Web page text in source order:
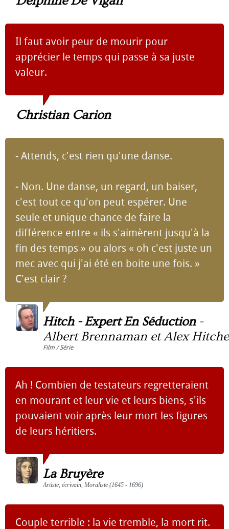
Il faut avoir peur de mourir pour
apprécier le temps qui passe à sa juste
valeur.
Christian Carion
- Attends, c'est rien qu'une danse.
- Non. Une danse, un regard, un baiser,
c'est tout ce qu'on peut espérer. Une
seule et unique chance de faire la
différence entre « ils s'aimèrent jusqu'à la
fin des temps » ou alors « oh c'est juste un
mec avec qui j'ai été en boite une fois. »
C'est clair ?
Hitch - Expert En Séduction-
Albert Brennaman et Alex
Film / Série
Ah ! Combien de testateurs regretteraient
en mourant et leur vie et leurs biens, s'ils
pouvaient voir après leur mort les figures
de leurs héritiers.
La Bruyère
Artiste, écrivain, Moraliste (1645 - 1696)
Couple terrible : la vie tremble, la mort rit.